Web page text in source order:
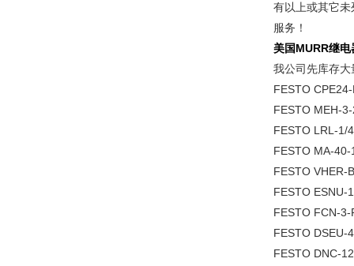
有以上或其它
服务！
美国MURR继
我公司先库存
FESTO
FESTO MEH-
FESTO LRL-1/
FESTO MA-
FESTO VHER-
FESTO ESNU-
FESTO FCN-
FESTO DSEU-
FESTO DNC-